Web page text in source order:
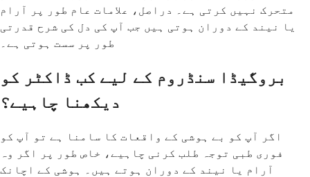
متحرک نہیں کرتی ہے۔ دراصل، علامات عام طور پر آرام
یا نیند کے دوران ہوتی ہیں جب آپ کی دل کی شرح قدرتی
طور پر سست ہوتی ہے۔
بروگیڈا سنڈروم کے لیے کب ڈاکٹر کو
دیکھنا چاہیے؟
اگر آپ کو بے ہوشی کے واقعات کا سامنا ہے تو آپ کو
فوری طبی توجہ طلب کرنی چاہیے، خاص طور پر اگر وہ
آرام یا نیند کے دوران ہوتے ہیں۔ ہوشی کے اچانک